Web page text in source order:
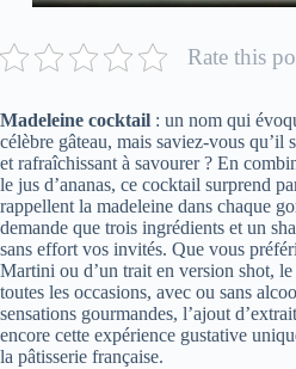
Rate this
Madeleine cocktail : un nom qui
célèbre gâteau, mais saviez-vous qu’il
et rafraîchissant à savourer ? En
le jus d’ananas, ce cocktail surprend
rappellent la madeleine dans chaque
demande que trois ingrédients et un
sans effort vos invités. Que vous
Martini ou d’un trait en version shot,
toutes les occasions, avec ou sans
sensations gourmandes, l’ajout
encore cette expérience gustative
la pâtisserie française.